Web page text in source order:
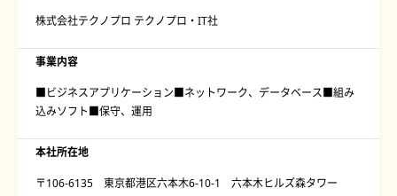
株式会社テクノプロ テクノプロ・IT社
事業内容
■ビジネスアプリケーション■ネットワーク、データベース■組み
込みソフト■保守、運用
本社所在地
〒106-6135 東京都港区六本木6-10-1 六本木ヒルズ森タワー